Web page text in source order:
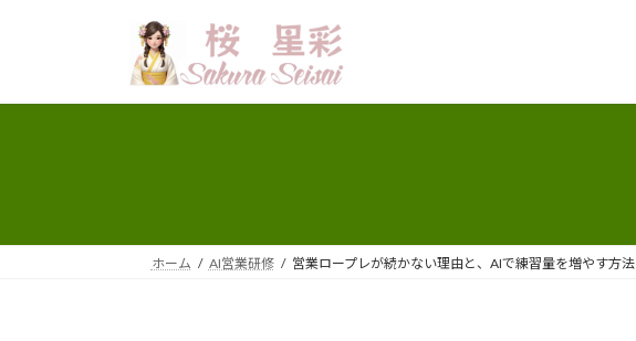
ホーム AI営業研修 営業ロープレが続かない理由と、AIで練習量を増やす方法